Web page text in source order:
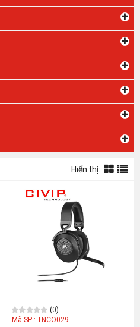
+
+
+
+
+
+
Hiển thị:
(0)
Mã SP : TNCO029